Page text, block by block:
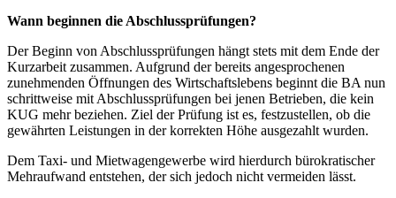
Wann beginnen die Abschlussprüfungen?
Der Beginn von Abschlussprüfungen hängt stets mit dem Ende der
Kurzarbeit zusammen. Aufgrund der bereits angesprochenen
zunehmenden Öffnungen des Wirtschaftslebens beginnt die BA nun
schrittweise mit Abschlussprüfungen bei jenen Betrieben, die kein
KUG mehr beziehen. Ziel der Prüfung ist es, festzustellen, ob die
gewährten Leistungen in der korrekten Höhe ausgezahlt wurden.
Dem Taxi- und Mietwagengewerbe wird hierdurch bürokratischer
Mehraufwand entstehen, der sich jedoch nicht vermeiden lässt.